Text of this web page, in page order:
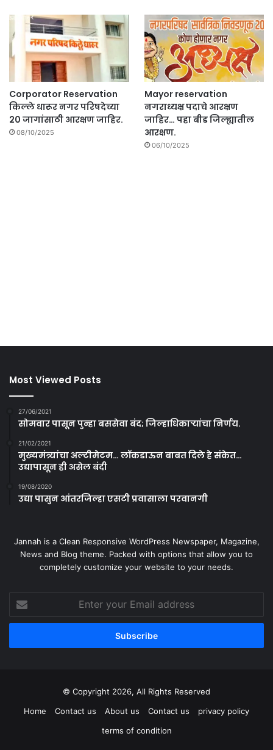
Corporator Reservation
किल्ले धारूर नगर परिषदेच्या
20 जागांसाठी आरक्षण जाहिर.
08/10/2025
Mayor reservation
नगराध्यक्ष पदाचे आरक्षण
जाहिर… पहा बीड जिल्ह्यातील
आरक्षण.
06/10/2025
Most Viewed Posts
27/06/2021
सोमवार पासून पुन्हा बससेवा बंद; जिल्हाधिकाऱ्यांचा निर्णय.
21/02/2021
मुख्यमंत्र्यांचा अल्टीमेटम… लॉकडाऊन बाबत दिले हे संकेत…
उद्यापासून ही असेल बंदी
19/08/2020
उद्या पासुन आंतरजिल्हा एसटी प्रवासाला परवानगी
Jannah is a Clean Responsive WordPress Newspaper, Magazine,
News and Blog theme. Packed with options that allow you to
completely customize your website to your needs.
Enter
your
Email
© Copyright 2026, All Rights Reserved
Home
Contact us About us Contact us
privacy policy
terms of condition